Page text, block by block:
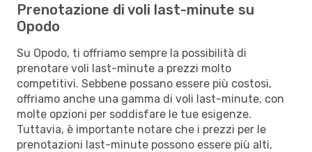
Prenotazione di voli last-minute su
Opodo
Su Opodo, ti offriamo sempre la possibilità di
prenotare voli last-minute a prezzi molto
competitivi. Sebbene possano essere più costosi,
offriamo anche una gamma di voli last-minute, con
molte opzioni per soddisfare le tue esigenze.
Tuttavia, è importante notare che i prezzi per le
prenotazioni last-minute possono essere più alti,